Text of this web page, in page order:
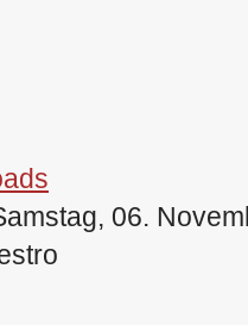
06.